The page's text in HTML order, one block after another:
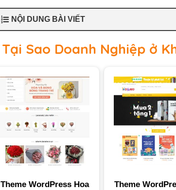
NỘI DUNG BÀI VIẾT
Tại Sao Doanh Nghiệp ở
Theme WordPress Hoa
Theme